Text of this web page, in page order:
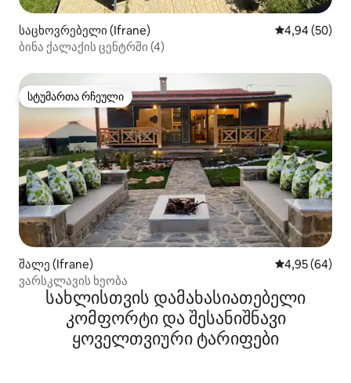
საცხოვრებელი (Ifrane) საშუალო
4,94 (50)
ბინა ქალაქის ცენტრში (4)
სტუმართა რჩეული
სტუმართა რჩეული
შალე (Ifrane) საშუალო
4,95 (64)
ვარსკლავის ხეობა
სახლისთვის დამახასიათებელი
კომფორტი და შესანიშნავი
ყოველთვიური ტარიფები